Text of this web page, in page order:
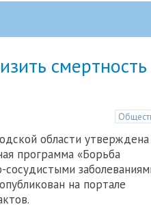
смертность
области утверждена
программа «Борьба
сосудистыми
на портале